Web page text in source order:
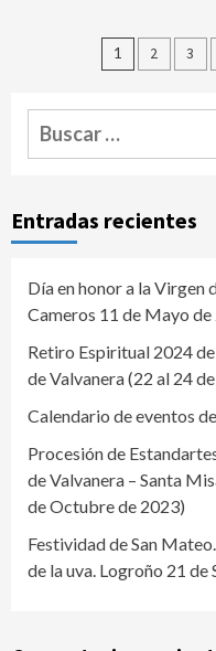
entradas
1 2 3
Buscar:
Entradas recientes
Día en honor a la Virgen
Cameros 11 de Mayo
Retiro Espiritual 2024
de Valvanera (22 al 24
Calendario de eventos
Procesión de
de Valvanera – Santa
de Octubre de 2023)
Festividad de San
de la uva. Logroño 21